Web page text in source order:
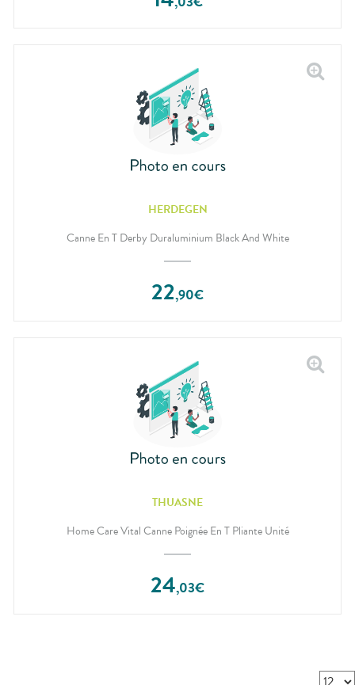
HERDEGEN
Canne En T Derby Duraluminium Black And White
22,90€
THUASNE
Home Care Vital Canne Poignée En T Pliante Unité
24,03€